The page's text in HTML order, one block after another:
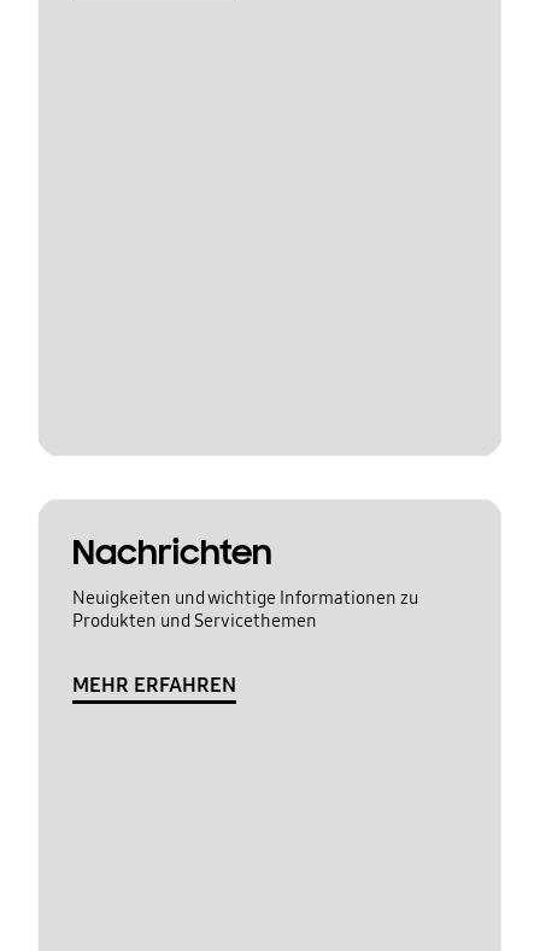
Nachrichten
Neuigkeiten und wichtige Informationen zu
Produkten und Servicethemen
MEHR ERFAHREN